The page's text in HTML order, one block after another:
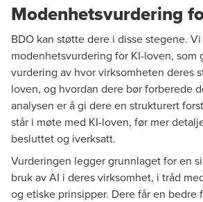
Modenhetsvurdering
BDO kan støtte dere i disse stegene.
modenhetsvurdering for KI-loven, som
vurdering av hvor virksomheten deres
loven, og hvordan dere bør forberede
analysen er å gi dere en strukturert
står i møte med KI-loven, før mer
besluttet og iverksatt.
Vurderingen legger grunnlaget for en
bruk av AI i deres virksomhet, i tråd
og etiske prinsipper. Dere får en bedre